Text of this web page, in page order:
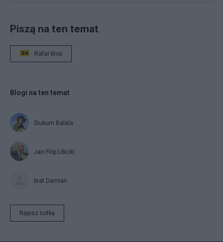
Piszą na ten temat
Rafał Woś
Blogi na ten temat
Siukum Balala
Jan Filip Libicki
brat Damian
Napisz notkę